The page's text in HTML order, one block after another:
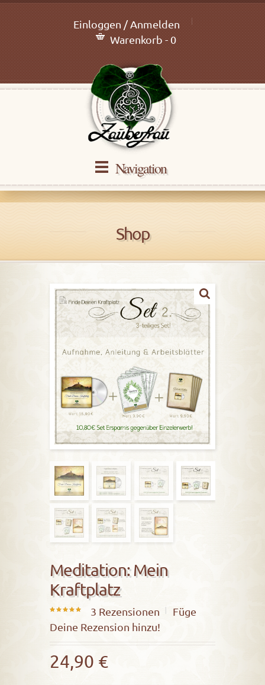
Einloggen / Anmelden
Warenkorb - 0
Navigation
Shop
Meditation: Mein
Kraftplatz
out of
3 Rezensionen
Füge
Deine Rezension hinzu!
24,90 €